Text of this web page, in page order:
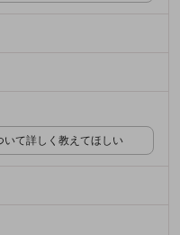
いて詳しく教えてほしい